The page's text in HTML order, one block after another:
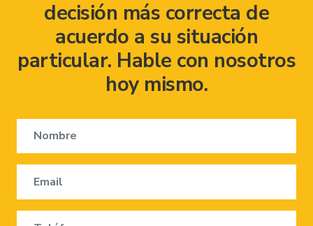
decisión más correcta de
acuerdo a su situación
particular. Hable con nosotros
hoy mismo.